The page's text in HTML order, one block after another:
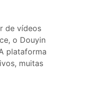
de vídeos
o Douyin
plataforma
muitas